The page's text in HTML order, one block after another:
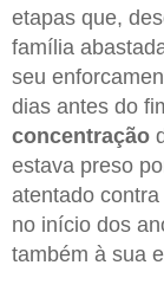
etapas que,
família
seu
dias antes do
concentração
estava preso
atentado contra
no início dos
também à sua